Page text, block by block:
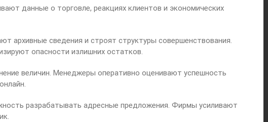
данные о торговле, реакциях клиентов и экономических
архивные сведения и строят структуры совершенствования.
опасности излишних остатков.
величин. Менеджеры оперативно оценивают успешность
разрабатывать адресные предложения. Фирмы усиливают